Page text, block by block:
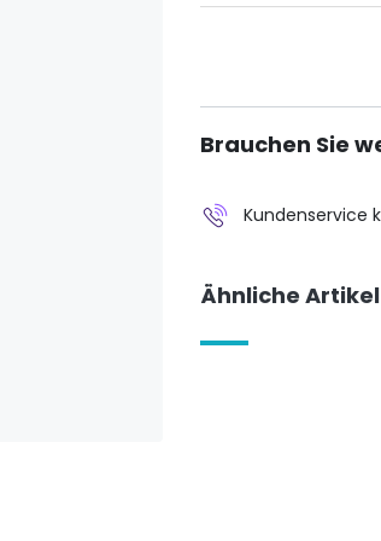
Brauchen Sie
Kundenservice
Ähnliche Artikel